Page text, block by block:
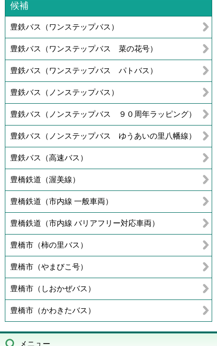
候補
豊鉄バス（ワンステップバス）
豊鉄バス（ワンステップバス 菜の花号）
豊鉄バス（ワンステップバス パトバス）
豊鉄バス（ノンステップバス）
豊鉄バス（ノンステップバス ９０周年ラッピング）
豊鉄バス（ノンステップバス ゆうあいの里八幡線）
豊鉄バス（高速バス）
豊橋鉄道（渥美線）
豊橋鉄道（市内線 一般車両）
豊橋鉄道（市内線 バリアフリー対応車両）
豊橋市（柿の里バス）
豊橋市（やまびこ号）
豊橋市（しおかぜバス）
豊橋市（かわきたバス）
メニュー